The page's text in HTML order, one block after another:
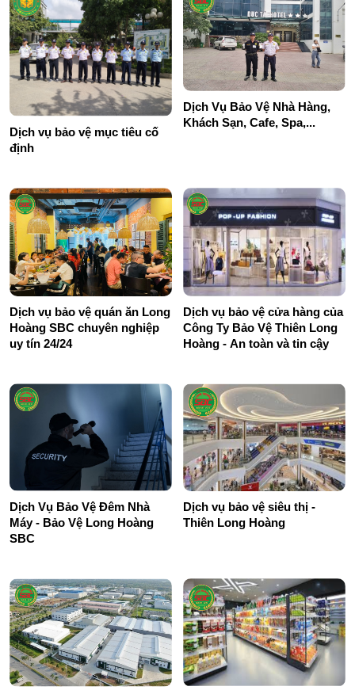
Dịch vụ bảo vệ mục tiêu cố
định
Dịch Vụ Bảo Vệ Nhà Hàng,
Khách Sạn, Cafe, Spa,...
Dịch vụ bảo vệ quán ăn Long
Hoàng SBC chuyên nghiệp
uy tín 24/24
Dịch vụ bảo vệ cửa hàng của
Công Ty Bảo Vệ Thiên Long
Hoàng - An toàn và tin cậy
Dịch Vụ Bảo Vệ Đêm Nhà
Máy - Bảo Vệ Long Hoàng
SBC
Dịch vụ bảo vệ siêu thị -
Thiên Long Hoàng